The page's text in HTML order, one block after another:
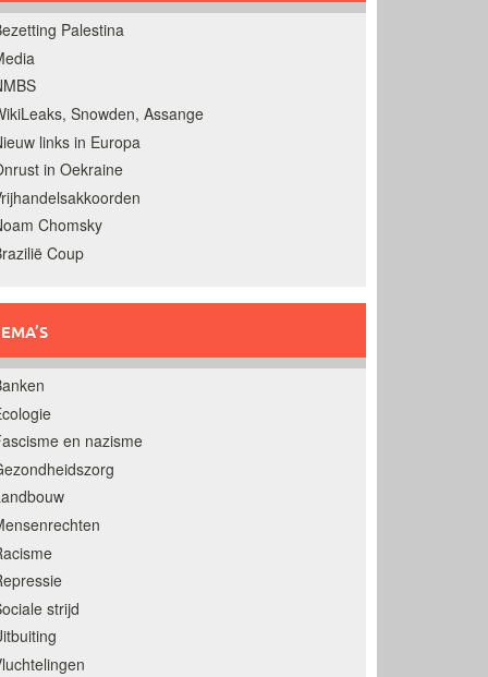
Palestina
Snowden, Assange
links in Europa
in Oekraine
Chomsky
Coup
en nazisme
strijd